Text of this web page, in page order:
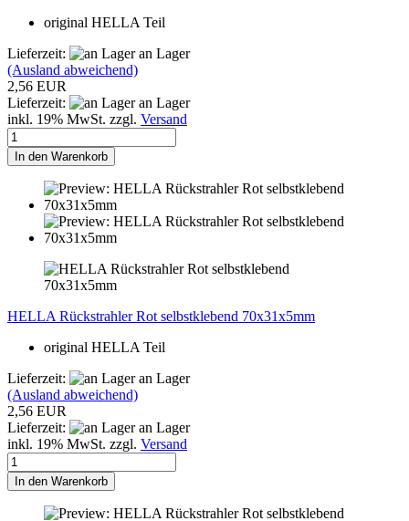
original HELLA Teil
Lieferzeit:
an Lager
(Ausland abweichend)
2,56 EUR
Lieferzeit:
an Lager
inkl. 19% MwSt. zzgl. Versand
In den Warenkorb
HELLA Rückstrahler Rot selbstklebend 70x31x5mm
original HELLA Teil
Lieferzeit:
an Lager
(Ausland abweichend)
2,56 EUR
Lieferzeit:
an Lager
inkl. 19% MwSt. zzgl. Versand
In den Warenkorb